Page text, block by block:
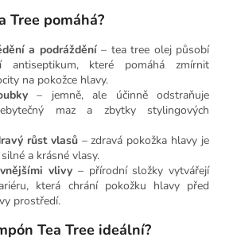
Tree pomáhá?
a podráždění– tea tree olej působí
antiseptikum, které pomáhá zmírnit
na pokožce hlavy.
– jemně, ale účinně odstraňuje
maz a zbytky stylingových
růst vlasů– zdravá pokožka hlavy je
a krásné vlasy.
vlivy – přírodní složky vytvářejí
která chrání pokožku hlavy před
prostředí.
Tea Tree ideální?